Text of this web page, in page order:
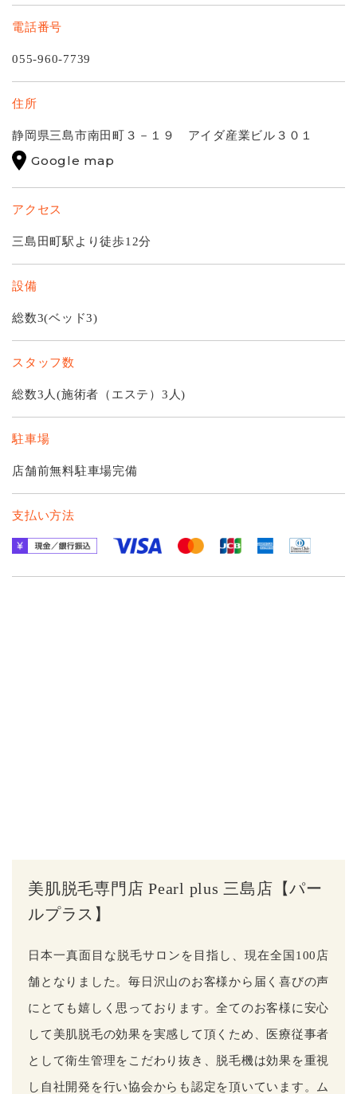
電話番号
055-960-7739
住所
静岡県三島市南田町３－１９ アイダ産業ビル３０１
Google map
アクセス
三島田町駅より徒歩12分
設備
総数3(ベッド3)
スタッフ数
総数3人(施術者（エステ）3人)
駐車場
店舗前無料駐車場完備
支払い方法
美肌脱毛専門店 Pearl plus 三島店【パー
ルプラス】
日本一真面目な脱毛サロンを目指し、現在全国100店
舗となりました。毎日沢山のお客様から届く喜びの声
にとても嬉しく思っております。全てのお客様に安心
して美肌脱毛の効果を実感して頂くため、医療従事者
として衛生管理をこだわり抜き、脱毛機は効果を重視
し自社開発を行い協会からも認定を頂いています。ム